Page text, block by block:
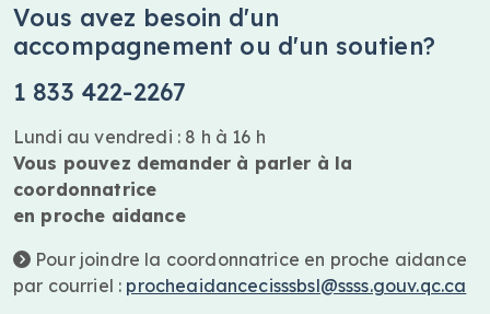
Vous avez besoin d'un
accompagnement ou d'un soutien?
1 833 422-2267
Lundi au vendredi : 8 h à 16 h
Vous pouvez demander à parler à la
coordonnatrice
en proche aidance
Pour joindre la coordonnatrice en proche aidance
par courriel : procheaidancecisssbsl@ssss.gouv.qc.ca